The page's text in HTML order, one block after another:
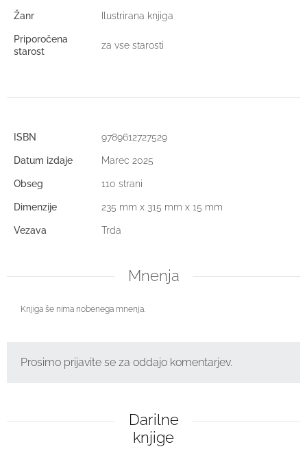
Žanr Ilustrirana knjiga
Priporočena
starost
za vse starosti
ISBN 9789612727529
Datum izdaje Marec 2025
Obseg 110 strani
Dimenzije 235 mm x 315 mm x 15 mm
Vezava Trda
Mnenja
Knjiga še nima nobenega mnenja.
Prosimo prijavite se za oddajo komentarjev.
Darilne
knjige